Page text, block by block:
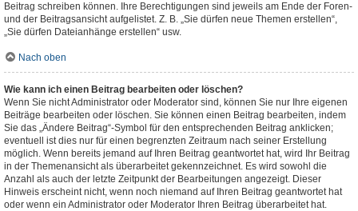
Beitrag schreiben können. Ihre Berechtigungen sind jeweils am Ende der Foren-
und der Beitragsansicht aufgelistet. Z. B. „Sie dürfen neue Themen erstellen“,
„Sie dürfen Dateianhänge erstellen“ usw.
Nach oben
Wie kann ich einen Beitrag bearbeiten oder löschen?
Wenn Sie nicht Administrator oder Moderator sind, können Sie nur Ihre eigenen
Beiträge bearbeiten oder löschen. Sie können einen Beitrag bearbeiten, indem
Sie das „Ändere Beitrag“-Symbol für den entsprechenden Beitrag anklicken;
eventuell ist dies nur für einen begrenzten Zeitraum nach seiner Erstellung
möglich. Wenn bereits jemand auf Ihren Beitrag geantwortet hat, wird Ihr Beitrag
in der Themenansicht als überarbeitet gekennzeichnet. Es wird sowohl die
Anzahl als auch der letzte Zeitpunkt der Bearbeitungen angezeigt. Dieser
Hinweis erscheint nicht, wenn noch niemand auf Ihren Beitrag geantwortet hat
oder wenn ein Administrator oder Moderator Ihren Beitrag überarbeitet hat.